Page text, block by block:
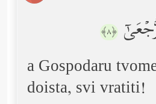
﴿٨﴾
a Gospodaru
doista, svi vratiti!